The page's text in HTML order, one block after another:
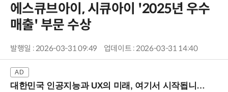
에스큐브아이, 시큐아이 '2025년 우수
매출' 부문 수상
발행일 : 2026-03-31 09:49 업데이트 : 2026-03-31 14:40
대한민국 인공지능과 UX의 미래, 여기서 시작됩니다! (9/2 강남역)